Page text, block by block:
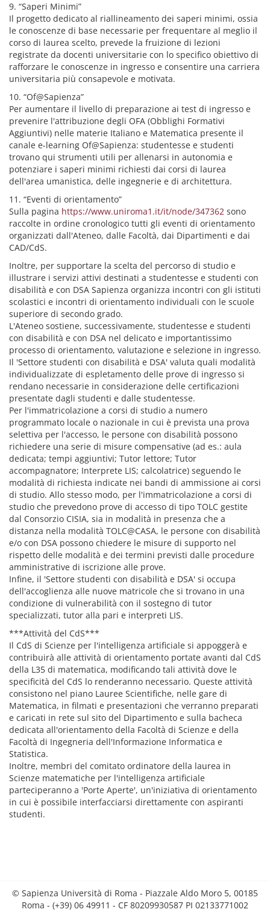
9. “Saperi Minimi”
Il progetto dedicato al riallineamento dei saperi minimi, ossia
le conoscenze di base necessarie per frequentare al meglio il
corso di laurea scelto, prevede la fruizione di lezioni
registrate da docenti universitarie con lo specifico obiettivo di
rafforzare le conoscenze in ingresso e consentire una carriera
universitaria più consapevole e motivata.
10. “Of@Sapienza”
Per aumentare il livello di preparazione ai test di ingresso e
prevenire l'attribuzione degli OFA (Obblighi Formativi
Aggiuntivi) nelle materie Italiano e Matematica presente il
canale e-learning Of@Sapienza: studentesse e studenti
trovano qui strumenti utili per allenarsi in autonomia e
potenziare i saperi minimi richiesti dai corsi di laurea
dell'area umanistica, delle ingegnerie e di architettura.
11. “Eventi di orientamento”
Sulla pagina https://www.uniroma1.it/it/node/347362 sono
raccolte in ordine cronologico tutti gli eventi di orientamento
organizzati dall'Ateneo, dalle Facoltà, dai Dipartimenti e dai
CAD/CdS.
Inoltre, per supportare la scelta del percorso di studio e
illustrare i servizi attivi destinati a studentesse e studenti con
disabilità e con DSA Sapienza organizza incontri con gli istituti
scolastici e incontri di orientamento individuali con le scuole
superiore di secondo grado.
L'Ateneo sostiene, successivamente, studentesse e studenti
con disabilità e con DSA nel delicato e importantissimo
processo di orientamento, valutazione e selezione in ingresso.
Il 'Settore studenti con disabilità e DSA' valuta quali modalità
individualizzate di espletamento delle prove di ingresso si
rendano necessarie in considerazione delle certificazioni
presentate dagli studenti e dalle studentesse.
Per l'immatricolazione a corsi di studio a numero
programmato locale o nazionale in cui è prevista una prova
selettiva per l'accesso, le persone con disabilità possono
richiedere una serie di misure compensative (ad es.: aula
dedicata; tempi aggiuntivi; Tutor lettore; Tutor
accompagnatore; Interprete LIS; calcolatrice) seguendo le
modalità di richiesta indicate nei bandi di ammissione ai corsi
di studio. Allo stesso modo, per l'immatricolazione a corsi di
studio che prevedono prove di accesso di tipo TOLC gestite
dal Consorzio CISIA, sia in modalità in presenza che a
distanza nella modalità TOLC@CASA, le persone con disabilità
e/o con DSA possono chiedere le misure di supporto nel
rispetto delle modalità e dei termini previsti dalle procedure
amministrative di iscrizione alle prove.
Infine, il 'Settore studenti con disabilità e DSA' si occupa
dell'accoglienza alle nuove matricole che si trovano in una
condizione di vulnerabilità con il sostegno di tutor
specializzati, tutor alla pari e interpreti LIS.
***Attività del CdS***
Il CdS di Scienze per l'intelligenza artificiale si appoggerà e
contribuirà alle attività di orientamento portate avanti dal CdS
della L35 di matematica, modificando tali attività dove le
specificità del CdS lo renderanno necessario. Queste attività
consistono nel piano Lauree Scientifiche, nelle gare di
Matematica, in filmati e presentazioni che verranno preparati
e caricati in rete sul sito del Dipartimento e sulla bacheca
dedicata all'orientamento della Facoltà di Scienze e della
Facoltà di Ingegneria dell'Informazione Informatica e
Statistica.
Inoltre, membri del comitato ordinatore della laurea in
Scienze matematiche per l'intelligenza artificiale
parteciperanno a 'Porte Aperte', un'iniziativa di orientamento
in cui è possibile interfacciarsi direttamente con aspiranti
studenti.
© Sapienza Università di Roma - Piazzale Aldo Moro 5, 00185
Roma - (+39) 06 49911 - CF 80209930587 PI 02133771002